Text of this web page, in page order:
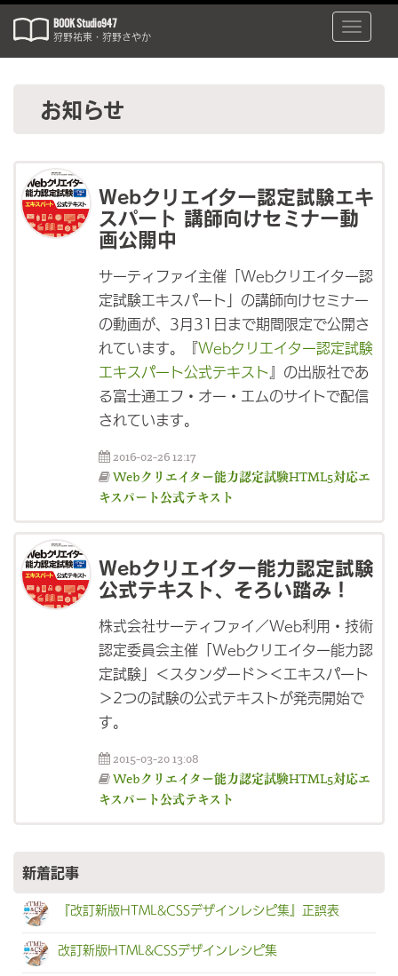
Toggle
BOOK Studio947
狩野祐東・狩野さやか
お知らせ
Webクリエイター認定試験エキ
スパート 講師向けセミナー動
画公開中
サーティファイ主催「Webクリエイター認
定試験エキスパート」の講師向けセミナー
の動画が、3月31日まで期間限定で公開さ
れています。『Webクリエイター認定試験
エキスパート公式テキスト』の出版社であ
る富士通エフ・オー・エムのサイトで配信
されています。
2016-02-26 12:17
Webクリエイター能力認定試験HTML5対応エ
キスパート公式テキスト
Webクリエイター能力認定試験
公式テキスト、そろい踏み！
株式会社サーティファイ／Web利用・技術
認定委員会主催「Webクリエイター能力認
定試験」＜スタンダード＞＜エキスパート
＞2つの試験の公式テキストが発売開始で
す。
2015-03-20 13:08
Webクリエイター能力認定試験HTML5対応エ
キスパート公式テキスト
新着記事
『改訂新版HTML&CSSデザインレシピ集』正誤表
改訂新版HTML&CSSデザインレシピ集